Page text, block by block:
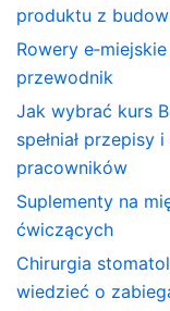
produktu z
Rowery
przewodnik
Jak wybrać kurs
spełniał przepisy
pracowników
Suplementy na
ćwiczących
Chirurgia
wiedzieć o